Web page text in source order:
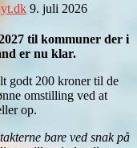
9. juli 2026
til kommuner der i
er nu klar.
godt 200 kroner til de
omstilling ved at
op.
bare ved snak på